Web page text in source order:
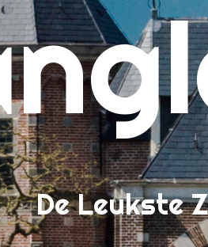
De Leukste
Binnenkijken bij
Contact
Lees wat de
Over Zangles
Tarieven en
Vocal Blogs –
Wanneer kan ik
Welkom!